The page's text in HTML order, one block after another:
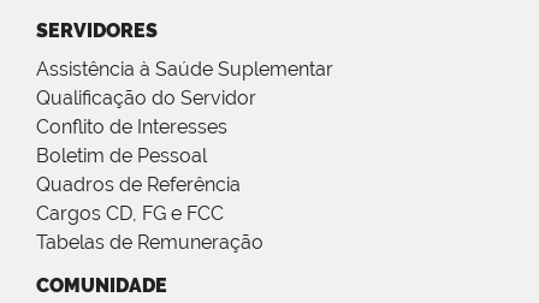
SERVIDORES
Assistência à Saúde Suplementar
Qualificação do Servidor
Conflito de Interesses
Boletim de Pessoal
Quadros de Referência
Cargos CD, FG e FCC
Tabelas de Remuneração
COMUNIDADE